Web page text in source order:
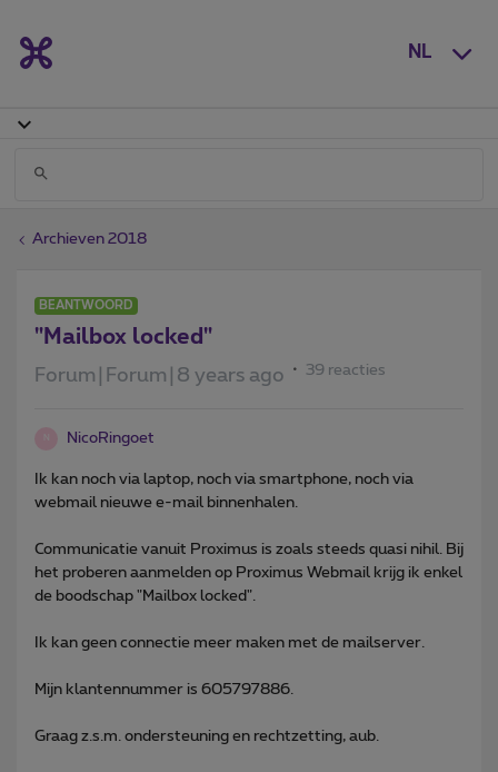
NL
Archieven 2018
BEANTWOORD
"Mailbox locked"
Forum|Forum|8 years ago 39 reacties
NicoRingoet
Ik kan noch via laptop, noch via smartphone, noch via
webmail nieuwe e-mail binnenhalen.
Communicatie vanuit Proximus is zoals steeds quasi nihil. Bij
het proberen aanmelden op Proximus Webmail krijg ik enkel
de boodschap "Mailbox locked".
Ik kan geen connectie meer maken met de mailserver.
Mijn klantennummer is 605797886.
Graag z.s.m. ondersteuning en rechtzetting, aub.